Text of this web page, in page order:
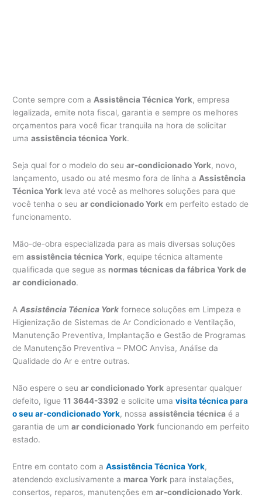
Conte sempre com aAssistência Técnica York, empresa
legalizada, emite nota fiscal, garantia e sempre os melhores
orçamentos para você ficar tranquila na hora de solicitar
umaassistência técnica York.
Seja qual for o modelo do seuar-condicionado York, novo,
lançamento, usado ou até mesmo fora de linha aAssistência
Técnica York leva até você as melhores soluções para que
você tenha o seuar condicionado York em perfeito estado de
funcionamento.
Mão-de-obra especializada para as mais diversas soluções
emassistência técnica York, equipe técnica altamente
qualificada que segue as normas técnicas da fábrica York de
ar condicionado.
AAssistência Técnica York fornece soluções em Limpeza e
Higienização de Sistemas de Ar Condicionado e Ventilação,
Manutenção Preventiva, Implantação e Gestão de Programas
de Manutenção Preventiva – PMOC Anvisa, Análise da
Qualidade do Ar e entre outras.
Não espere o seuar condicionado York apresentar qualquer
defeito, ligue11 3644-3392 e solicite umavisita técnica para
o seu ar-condicionado York, nossaassistência técnica é a
garantia de umar condicionado York funcionando em perfeito
estado.
Entre em contato com aAssistência Técnica York,
atendendo exclusivamente a marca York para instalações,
consertos, reparos, manutenções emar-condicionado York.